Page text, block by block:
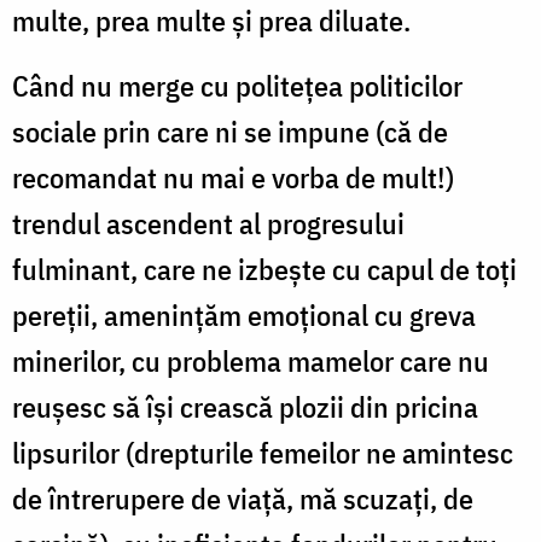
multe, prea multe şi prea diluate.
Când nu merge cu politeţea politicilor
sociale prin care ni se impune (că de
recomandat nu mai e vorba de mult!)
trendul ascendent al progresului
fulminant, care ne izbeşte cu capul de toţi
pereţii, ameninţăm emoţional cu greva
minerilor, cu problema mamelor care nu
reuşesc să îşi crească plozii din pricina
lipsurilor (drepturile femeilor ne amintesc
de întrerupere de viaţă, mă scuzaţi, de